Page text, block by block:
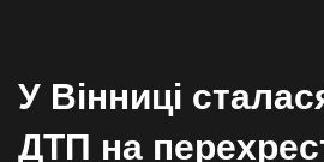
У Вінниці
ДТП на